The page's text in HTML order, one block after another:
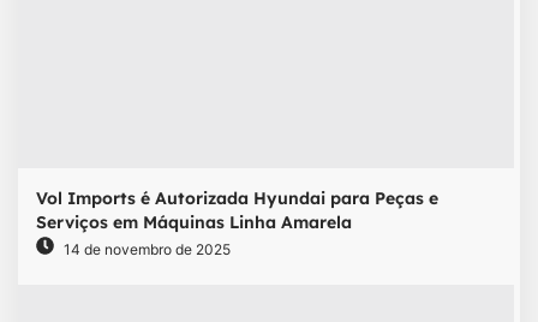
Vol Imports é Autorizada Hyundai para Peças e
Serviços em Máquinas Linha Amarela
14 de novembro de 2025